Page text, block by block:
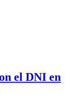
el DNI en